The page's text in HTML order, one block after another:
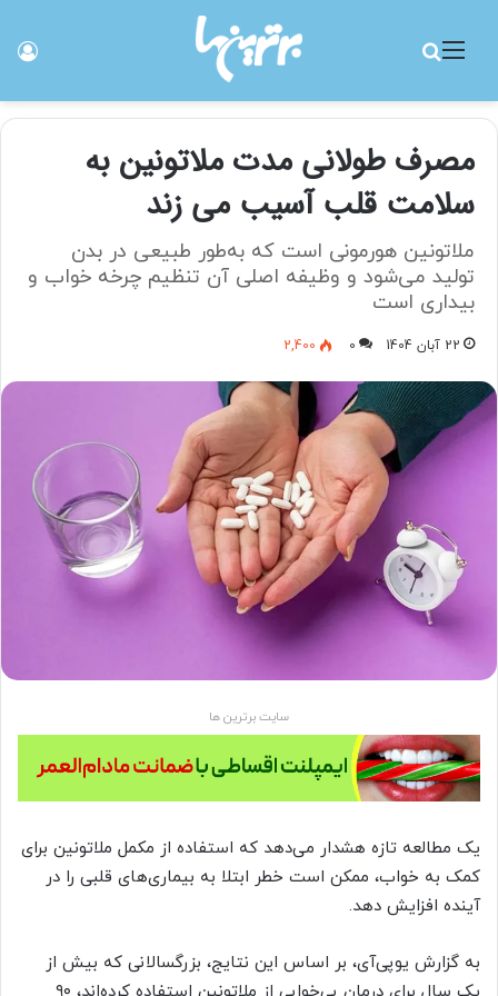
منو
مصرف طولانی مدت ملاتونین به
سلامت قلب آسیب می زند
ملاتونین هورمونی است که به‌طور طبیعی در بدن
تولید می‌شود و وظیفه‌ اصلی آن تنظیم چرخه‌ خواب و
بیداری است
22 آبان 1404 0
2,400
سایت برترین ها
یک مطالعه‌ تازه هشدار می‌دهد که استفاده از مکمل ملاتونین برای
کمک به خواب، ممکن است خطر ابتلا به بیماری‌های قلبی را در
آینده افزایش دهد.
به‌ گزارش یو‌پی‌آی، بر اساس این نتایج، بزرگسالانی که بیش از